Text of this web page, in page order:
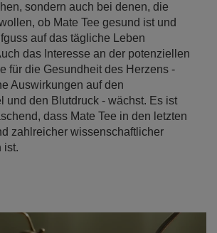
sondern auch bei denen, die
ob Mate Tee gesund ist und
auf das tägliche Leben
das Interesse an der potenziellen
für die Gesundheit des Herzens -
Auswirkungen auf den
und den Blutdruck - wächst. Es ist
dass Mate Tee in den letzten
zahlreicher wissenschaftlicher
ist.